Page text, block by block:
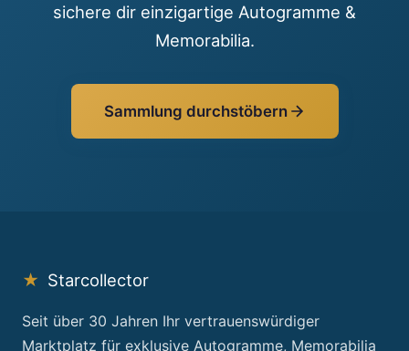
sichere dir einzigartige Autogramme &
Memorabilia.
Sammlung durchstöbern
★ Starcollector
Seit über 30 Jahren Ihr vertrauenswürdiger
Marktplatz für exklusive Autogramme, Memorabilia